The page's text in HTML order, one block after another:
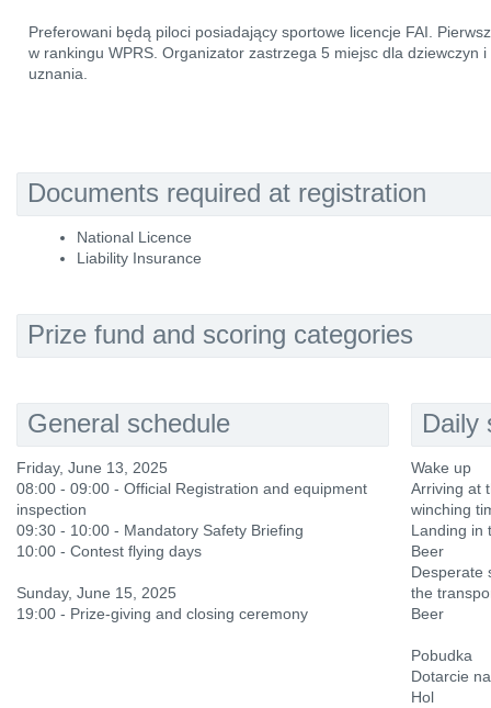
Preferowani będą piloci posiadający sportowe licencje FAI.
w rankingu WPRS. Organizator zastrzega 5 miejsc dla dziewczyn
uznania.
Documents required at registration
National Licence
Liability Insurance
Prize fund and scoring categories
General schedule
Friday, June 13, 2025
08:00 - 09:00 - Official Registration and equipment
inspection
09:30 - 10:00 - Mandatory Safety Briefing
10:00 - Contest flying days
Sunday, June 15, 2025
19:00 - Prize-giving and closing ceremony
Daily
Wake up
Arriving at
winching
Landing in
Beer
Desperate
the
Beer
Pobudka
Dotarcie
Hol